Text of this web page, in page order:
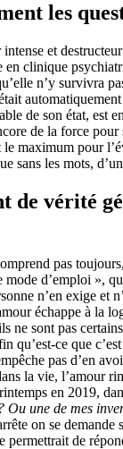
les
et
clinique
n’y survivra
de son état,
de la force
maximum pour
sans les mots,
de vérité
pas
d’emploi »,
n’en exige
échappe à la
sont pas
qu’est-ce que
pas d’en
la vie, l’amour
en 2019,
Ou une de mes
on se
de